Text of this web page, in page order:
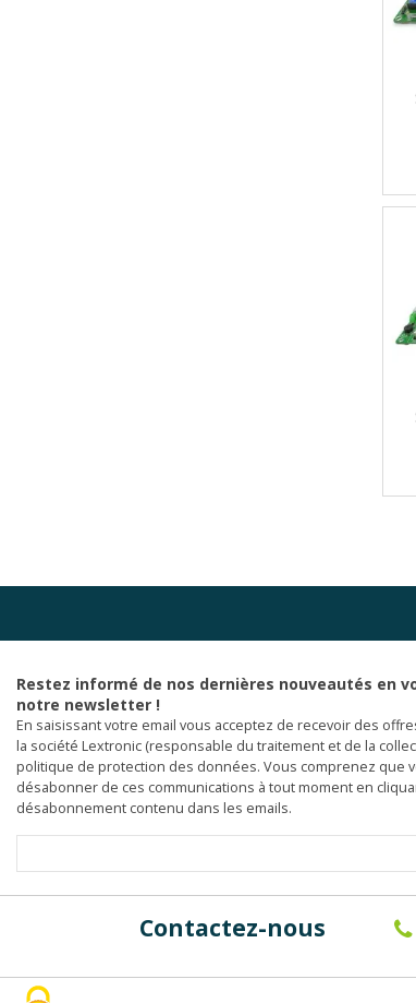
Restez informé de nos dernières nouveautés en
notre newsletter !
En saisissant votre email vous acceptez de recevoir des
la société Lextronic (responsable du traitement et de la
politique de protection des données. Vous comprenez que
désabonner de ces communications à tout moment en
désabonnement contenu dans les emails.
Contactez-nous